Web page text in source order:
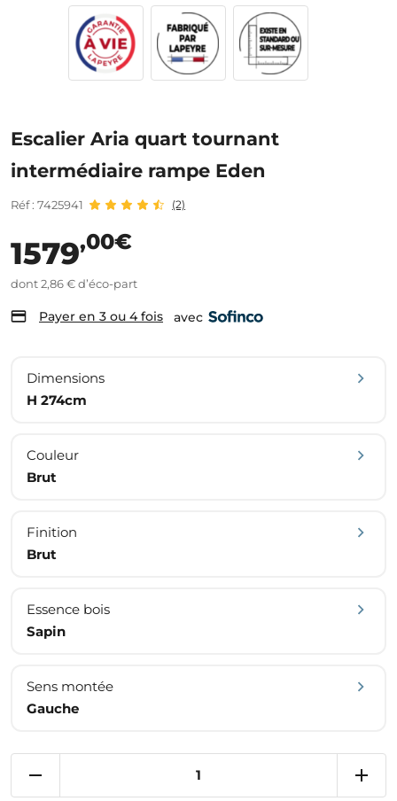
Escalier Aria quart tournant
intermédiaire rampe Eden
Réf : 7425941 (2)
1579,00€
dont 2,86 € d’éco-part
Payer en 3 ou 4 fois avec
Dimensions
H 274cm
Couleur
Brut
Finition
Brut
Essence bois
Sapin
Sens montée
Gauche